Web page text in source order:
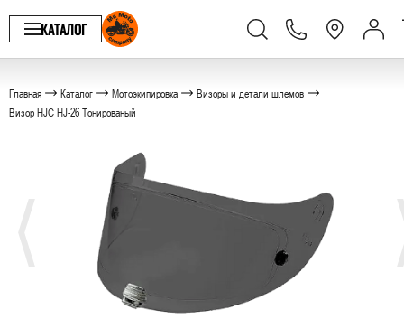
КАТАЛОГ
Главная Каталог Мотоэкипировка
Визоры и детали шлемов
Визор HJC HJ-26 Тонированый